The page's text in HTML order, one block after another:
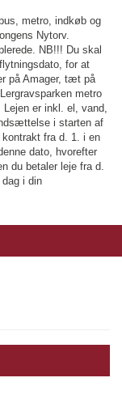
metro, indkøb og
Nytorv.
NB!!! Du skal
for at
på Amager, tæt på
metro
er inkl. el, vand,
i starten af
fra d. 1. i en
dato, hvorefter
du betaler leje fra d.
i din